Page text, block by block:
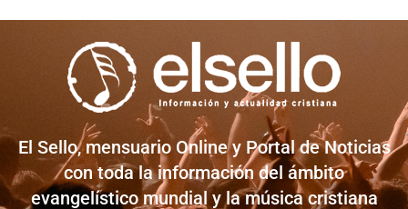
El Sello, mensuario Online y Portal de Noticias
con toda la información del ámbito
evangelístico mundial y la música cristiana